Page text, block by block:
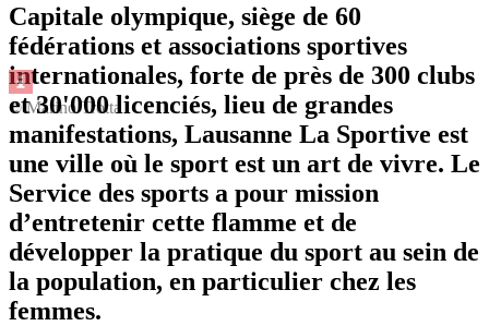
© Marino Trotta
Capitale olympique, siège de 60
fédérations et associations sportives
internationales, forte de près de 300 clubs
et 30'000 licenciés, lieu de grandes
manifestations, Lausanne La Sportive est
une ville où le sport est un art de vivre. Le
Service des sports a pour mission
d’entretenir cette flamme et de
développer la pratique du sport au sein de
la population, en particulier chez les
femmes.